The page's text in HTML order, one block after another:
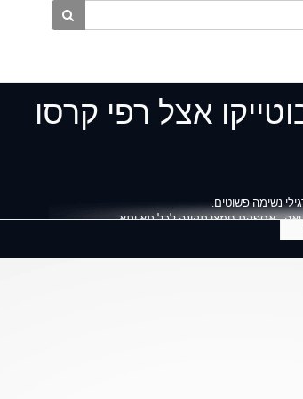
אצל רפי קרסו
נשימה פשוטים.
- אספקת חמצן תקינה לכל תא ותא.